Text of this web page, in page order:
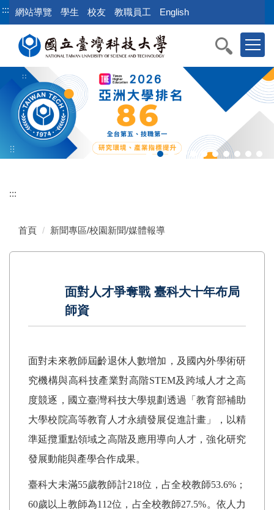
跳
到
::: 網站導覽 學生 校友 教職員工 English
:::
首頁 新聞專區/校園新聞/媒體報導
面對人才爭奪戰 臺科大十年布局
師資
面對未來教師屆齡退休人數增加，及國內外學術研
究機構與高科技產業對高階STEM及跨域人才之高
度競逐，國立臺灣科技大學規劃透過「教育部補助
大學校院高等教育人才永續發展促進計畫」，以精
準延攬重點領域之高階及應用導向人才，強化研究
發展動能與產學合作成果。
臺科大未滿55歲教師計218位，占全校教師53.6% ；
60歲以上教師為112位，占全校教師27.5%。依人力